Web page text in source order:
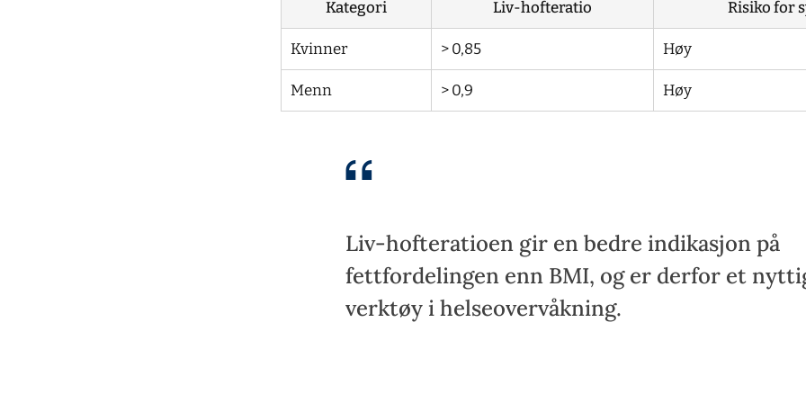
Kategori Liv-hofteratio Risiko for
Kvinner > 0,85 Høy
Menn > 0,9 Høy
Liv-hofteratioen gir en bedre indikasjon på
fettfordelingen enn BMI, og er derfor et
verktøy i helseovervåkning.